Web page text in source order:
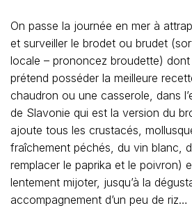
On passe la journée en mer à
et surveiller le brodet ou brudet
locale – prononcez broudette)
prétend posséder la meilleure
chaudron ou une casserole, dans
de Slavonie qui est la version du
ajoute tous les crustacés,
fraîchement péchés, du vin blanc,
remplacer le paprika et le poivron)
lentement mijoter, jusqu’à la
accompagnement d’un peu de